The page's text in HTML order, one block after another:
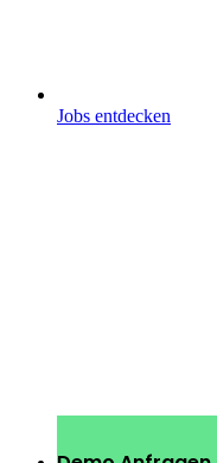
Jobs entdecken